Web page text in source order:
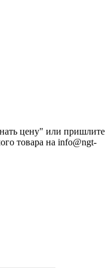
цену" или пришлите
товара на info@ngt-